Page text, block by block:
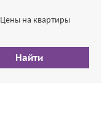
Цены на квартиры
Найти